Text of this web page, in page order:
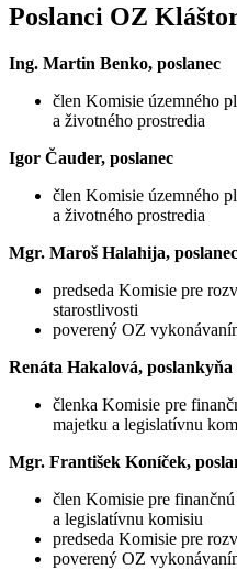
Poslanci OZ
Ing. Martin Benko, poslanec
člen Komisie územného
a životného prostredia
Igor Čauder, poslanec
člen Komisie územného
a životného prostredia
Mgr. Maroš Halahija, poslanec
predseda Komisie pre
starostlivosti
poverený OZ
Renáta Hakalová, poslankyňa
členka Komisie pre
majetku a legislatívnu
Mgr. František Koníček,
člen Komisie pre
a legislatívnu komisiu
predseda Komisie pre
poverený OZ